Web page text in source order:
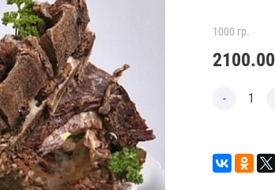
1000 гр.
2100.00